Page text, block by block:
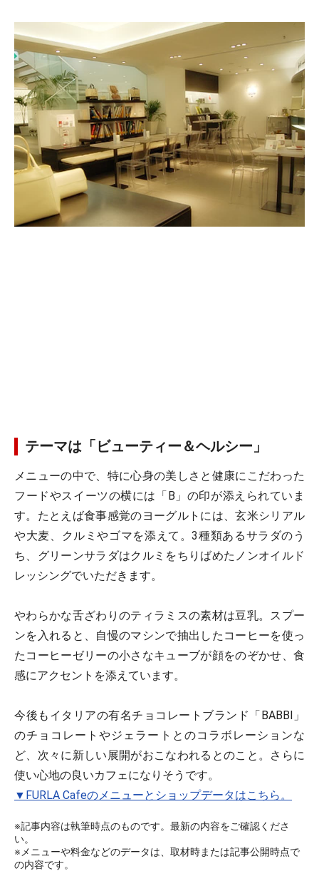
テーマは「ビューティー＆ヘルシー」
メニューの中で、特に心身の美しさと健康にこだわった
フードやスイーツの横には「B」の印が添えられていま
す。たとえば食事感覚のヨーグルトには、玄米シリアル
や大麦、クルミやゴマを添えて。3種類あるサラダのう
ち、グリーンサラダはクルミをちりばめたノンオイルド
レッシングでいただきます。
やわらかな舌ざわりのティラミスの素材は豆乳。スプー
ンを入れると、自慢のマシンで抽出したコーヒーを使っ
たコーヒーゼリーの小さなキューブが顔をのぞかせ、食
感にアクセントを添えています。
今後もイタリアの有名チョコレートブランド「BABBI」
のチョコレートやジェラートとのコラボレーションな
ど、次々に新しい展開がおこなわれるとのこと。さらに
使い心地の良いカフェになりそうです。
▼FURLA Cafeのメニューとショップデータはこちら。
※記事内容は執筆時点のものです。最新の内容をご確認くださ
い。
※メニューや料金などのデータは、取材時または記事公開時点で
の内容です。